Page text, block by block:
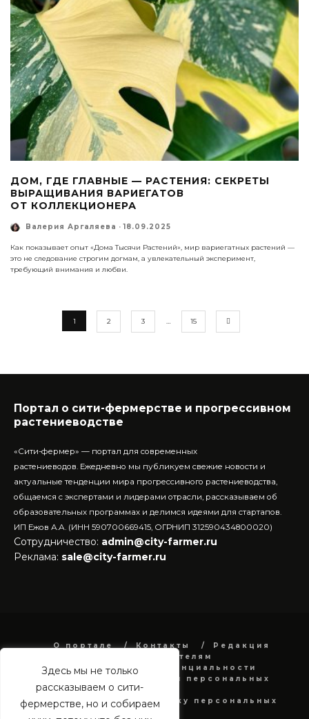
Здесь мы не только
рассказываем о сити-
фермерстве, но и собираем
ДОМ, ГДЕ ГЛАВНЫЕ — РАСТЕНИЯ: СЕКРЕТЫ
ВЫРАЩИВАНИЯ ВАРИЕГАТОВ
ОТ КОЛЛЕКЦИОНЕРА
Валерия Аргаляева · 18.09.2025
Как показывает опыт «Дома Тысячи Растений», мир вариегатных растений —
это не следование строгим догмам, а увлекательный эксперимент,
требующий внимания и любви.
1 2 3 … 15
Портал о сити-фермерстве и прогрессивном
растениеводстве
«Сити-фермер» — портал для современных
растениеводов. Ежедневно мы публикуем свежие новости и
актуальные тенденции мира прогрессивного растениеводства,
общаемся с экспертами и лидерами отрасли, рассказываем об
образовательных программах и делимся идеями для стартапов.
ИП Ежов А.А. (ИНН 590700669415, ОГРНИП 312590434800020)
Сотрудничество: admin@city-farmer.ru
Реклама: sale@city-farmer.ru
О портале Контакты
Редакция
Рекламодателям
Политика конфиденциальности
в отношении обработки персональных
данных
Согласие на обработку персональных
данных